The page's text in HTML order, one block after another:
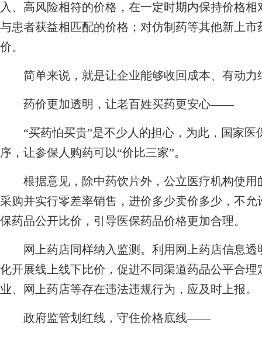
入、高风险相符的价格，在一定时期内保持价格
与患者获益相匹配的价格；对仿制药等其他新上
价。
简单来说，就是让企业能够收回成本、有动力
药价更加透明，让老百姓买药更安心——
“买药怕买贵”是不少人的担心，为此，国家医
序，让参保人购药可以“价比三家”。
根据意见，除中药饮片外，公立医疗机构使用
采购并实行零差率销售，进价多少卖价多少，不
保药品公开比价，引导医保药品价格更加合理。
网上药店同样纳入监测。利用网上药店信息透
化开展线上线下比价，促进不同渠道药品公平合
业、网上药店等存在违法违规行为，应及时上报。
政府监管划红线，守住价格底线——